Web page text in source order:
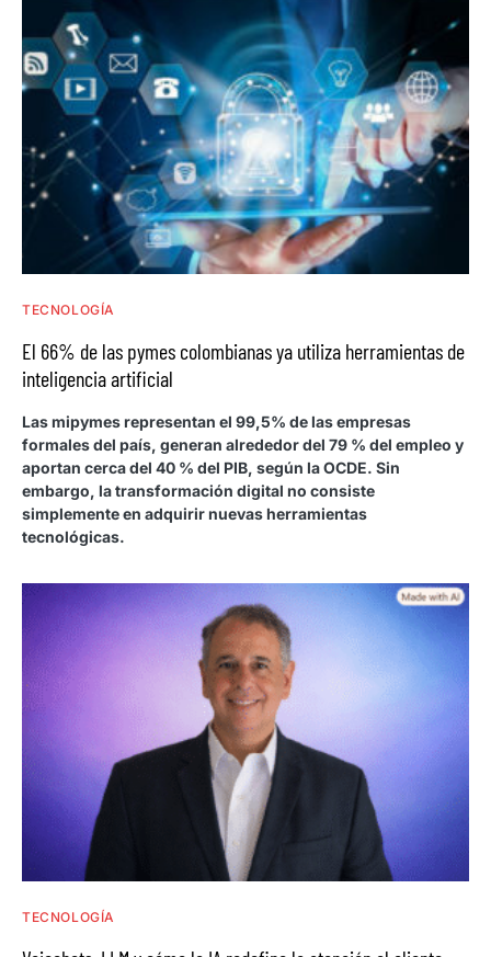
TECNOLOGÍA
El 66% de las pymes colombianas ya utiliza herramientas de
inteligencia artificial
Las mipymes representan el 99,5% de las empresas
formales del país, generan alrededor del 79 % del empleo y
aportan cerca del 40 % del PIB, según la OCDE. Sin
embargo, la transformación digital no consiste
simplemente en adquirir nuevas herramientas
tecnológicas.
TECNOLOGÍA